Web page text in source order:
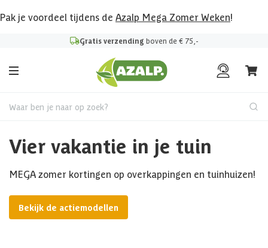
Pak je voordeel tijdens de Azalp Mega Zomer Weken!
Gratis verzending boven de € 75,-
Waar ben je naar op zoek?
Vier vakantie in je tuin
MEGA zomer kortingen op overkappingen en tuinhuizen!
Bekijk de actiemodellen